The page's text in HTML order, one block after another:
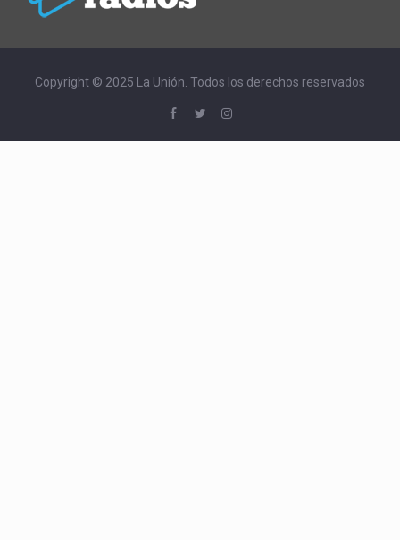
Copyright © 2025 La Unión. Todos los derechos reservados